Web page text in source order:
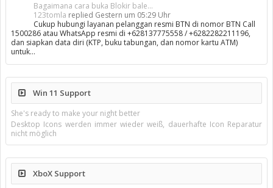
Bagaimana cara buka Blokir bale...
123tomla replied Gestern um 05:29 Uhr
Cukup hubungi layanan pelanggan resmi BTN di nomor BTN Call
1500286 atau WhatsApp resmi di +628137775558 / +6282282211196,
dan siapkan data diri (KTP, buku tabungan, dan nomor kartu ATM)
untuk…
Win 11 Support
She's ready to make your night better
Desktop Icons werden immer wieder weiß, dauerhafte Icon Reparatur
nicht möglich
XboX Support